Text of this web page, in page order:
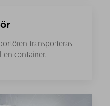
transporteras
en container.